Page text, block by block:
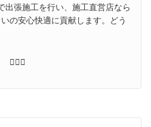
出張施工を行い、施工直営店なら
の安心快適に貢献します。どう